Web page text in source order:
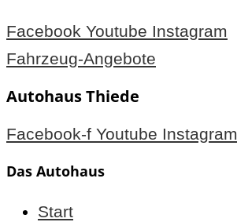
Facebook Youtube Instagram
Fahrzeug-Angebote
Autohaus Thiede
Facebook-f Youtube Instagram
Das Autohaus
Start